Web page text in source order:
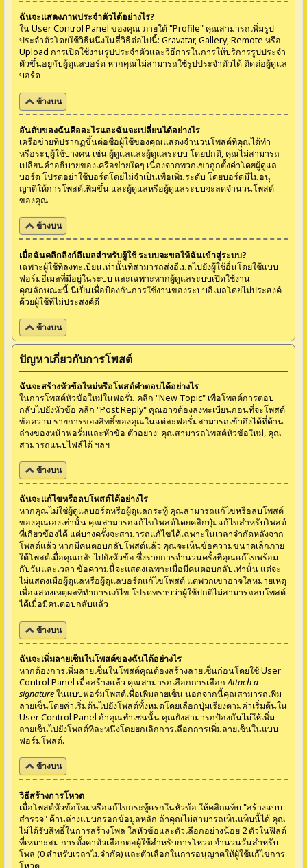
ฉันจะแสดงภาพประจำตัวได้อย่างไร?
ใน User Control Panel ของคุณ ภายใต้ "Profile" คุณสามารถเพิ่มรูป
ประจำตัวโดยใช้วิธีหนึ่งในสี่วิธีต่อไปนี้: Gravatar, Gallery, Remote หรือ
Upload การเปิดใช้งานรูปประจำตัวและวิธีการในการให้บริการรูปประจำ
ตัวขึ้นอยู่กับผู้ดูแลบอร์ด หากคุณไม่สามารถใช้รูปประจำตัวได้ ติดต่อผู้ดูแล
บอร์ด
ข้างบน
อันดับของฉันคืออะไรและฉันจะเปลี่ยนได้อย่างไร
เครือข่ายที่ปรากฏขึ้นต่อชื่อผู้ใช้ของคุณแสดงจำนวนโพสต์ที่คุณได้ทำ
หรือระบุผู้ใช้บางคน เช่น ผู้ดูแลและผู้ดูแลระบบ โดยปกติ, คุณไม่สามารถ
เปลี่ยนคำอธิบายของเครือข่ายใดๆ เนื่องจากพวกเขาถูกตั้งค่าโดยผู้ดูแล
บอร์ด โปรดอย่าใช้บอร์ดโดยไม่จำเป็นเพื่อเพิ่มระดับ โดยบอร์ดมีไม่อนุ
ญาติให้การโพสต์เพิ่มขึ้น และผู้ดูแลหรือผู้ดูแลระบบจะลดจำนวนโพสต์
ของคุณ
ข้างบน
เมื่อฉันคลิกลิงก์อีเมลสำหรับผู้ใช้ ระบบจะขอให้ฉันเข้าสู่ระบบ?
เฉพาะผู้ใช้ที่ลงทะเบียนเท่านั้นที่สามารถส่งอีเมลไปยังผู้ใช้อื่นโดยใช้แบบ
ฟอร์มอีเมลที่มีอยู่ในระบบ และเฉพาะหากผู้ดูแลระบบเปิดใช้งาน
คุณลักษณะนี้ นี่เป็นเพื่อป้องกันการใช้งานของระบบอีเมลโดยไม่ประสงค์
ด้วยผู้ใช้ที่ไม่ประสงค์ดี
ข้างบน
ปัญหาเกี่ยวกับการโพสต์
ฉันจะสร้างหัวข้อใหม่หรือโพสต์คำตอบได้อย่างไร
ในการโพสต์หัวข้อใหม่ในฟอรั่ม คลิก "New Topic" เพื่อโพสต์การตอบ
กลับไปยังหัวข้อ คลิก "Post Reply" คุณอาจต้องลงทะเบียนก่อนที่จะโพสต์
ข้อความ รายการของสิทธิ์ของคุณในแต่ละฟอรั่มสามารถเข้าถึงได้ที่ด้าน
ล่างของหน้าฟอรั่มและหัวข้อ ตัวอย่าง: คุณสามารถโพสต์หัวข้อใหม่, คุณ
สามารถแนบไฟล์ได้ ฯลฯ
ข้างบน
ฉันจะแก้ไขหรือลบโพสต์ได้อย่างไร
หากคุณไม่ใช่ผู้ดูแลบอร์ดหรือผู้ดูแลกระทู้ คุณสามารถแก้ไขหรือลบโพสต์
ของคุณเองเท่านั้น คุณสามารถแก้ไขโพสต์โดยคลิกปุ่มแก้ไขสำหรับโพสต์
ที่เกี่ยวข้องได้ แต่บางครั้งจะสามารถแก้ไขได้เฉพาะในเวลาจำกัดหลังจาก
โพสต์แล้ว หากมีคนตอบกลับโพสต์แล้ว คุณจะเห็นข้อความขนาดเล็กภาย
ใต้โพสต์เมื่อคุณกลับไปยังหัวข้อ ซึ่งรายการจำนวนครั้งที่คุณแก้ไขพร้อม
กับวันและเวลา ข้อความนี้จะแสดงเฉพาะเมื่อมีคนตอบกลับเท่านั้น แต่จะ
ไม่แสดงเมื่อผู้ดูแลหรือผู้ดูแลบอร์ดแก้ไขโพสต์ แต่พวกเขาอาจใส่หมายเหตุ
เพื่อแสดงเหตุผลที่ทำการแก้ไข โปรดทราบว่าผู้ใช้ปกติไม่สามารถลบโพสต์
ได้เมื่อมีคนตอบกลับแล้ว
ข้างบน
ฉันจะเพิ่มลายเซ็นในโพสต์ของฉันได้อย่างไร
หากต้องการเพิ่มลายเซ็นในโพสต์คุณต้องสร้างลายเซ็นก่อนโดยใช้ User
Control Panel เมื่อสร้างแล้ว คุณสามารถเลือกการเลือกAttach a
signatureในแบบฟอร์มโพสต์เพื่อเพิ่มลายเซ็น นอกจากนี้คุณสามารถเพิ่ม
ลายเซ็นโดยค่าเริ่มต้นไปยังโพสต์ทั้งหมดโดยเลือกปุ่มเรียงตามค่าเริ่มต้นใน
User Control Panel ถ้าคุณทำเช่นนั้น คุณยังสามารถป้องกันไม่ให้เพิ่ม
ลายเซ็นไปยังโพสต์ทีละหนึ่งโดยยกเลิกการเลือกการเพิ่มลายเซ็นในแบบ
ฟอร์มโพสต์.
ข้างบน
วิธีสร้างการโหวต
เมื่อโพสต์หัวข้อใหม่หรือแก้ไขกระทู้แรกในหัวข้อ ให้คลิกแท็บ "สร้างแบบ
สำรวจ" ด้านล่างแบบกรอกข้อมูลหลัก ถ้าคุณไม่สามารถเห็นแท็บนี้ได้ คุณ
ไม่ได้รับสิทธิ์ในการสร้างโพล ใส่หัวข้อและตัวเลือกอย่างน้อย 2 ตัวในฟิลด์
ที่เหมาะสม การตั้งค่าตัวเลือกต่อผู้ใช้สำหรับการโหวต จำนวนวันสำหรับ
โพล (0 สำหรับเวลาไม่จำกัด) และตัวเลือกในการอนุญาตให้ผู้ใช้แก้ไขการ
โหวต